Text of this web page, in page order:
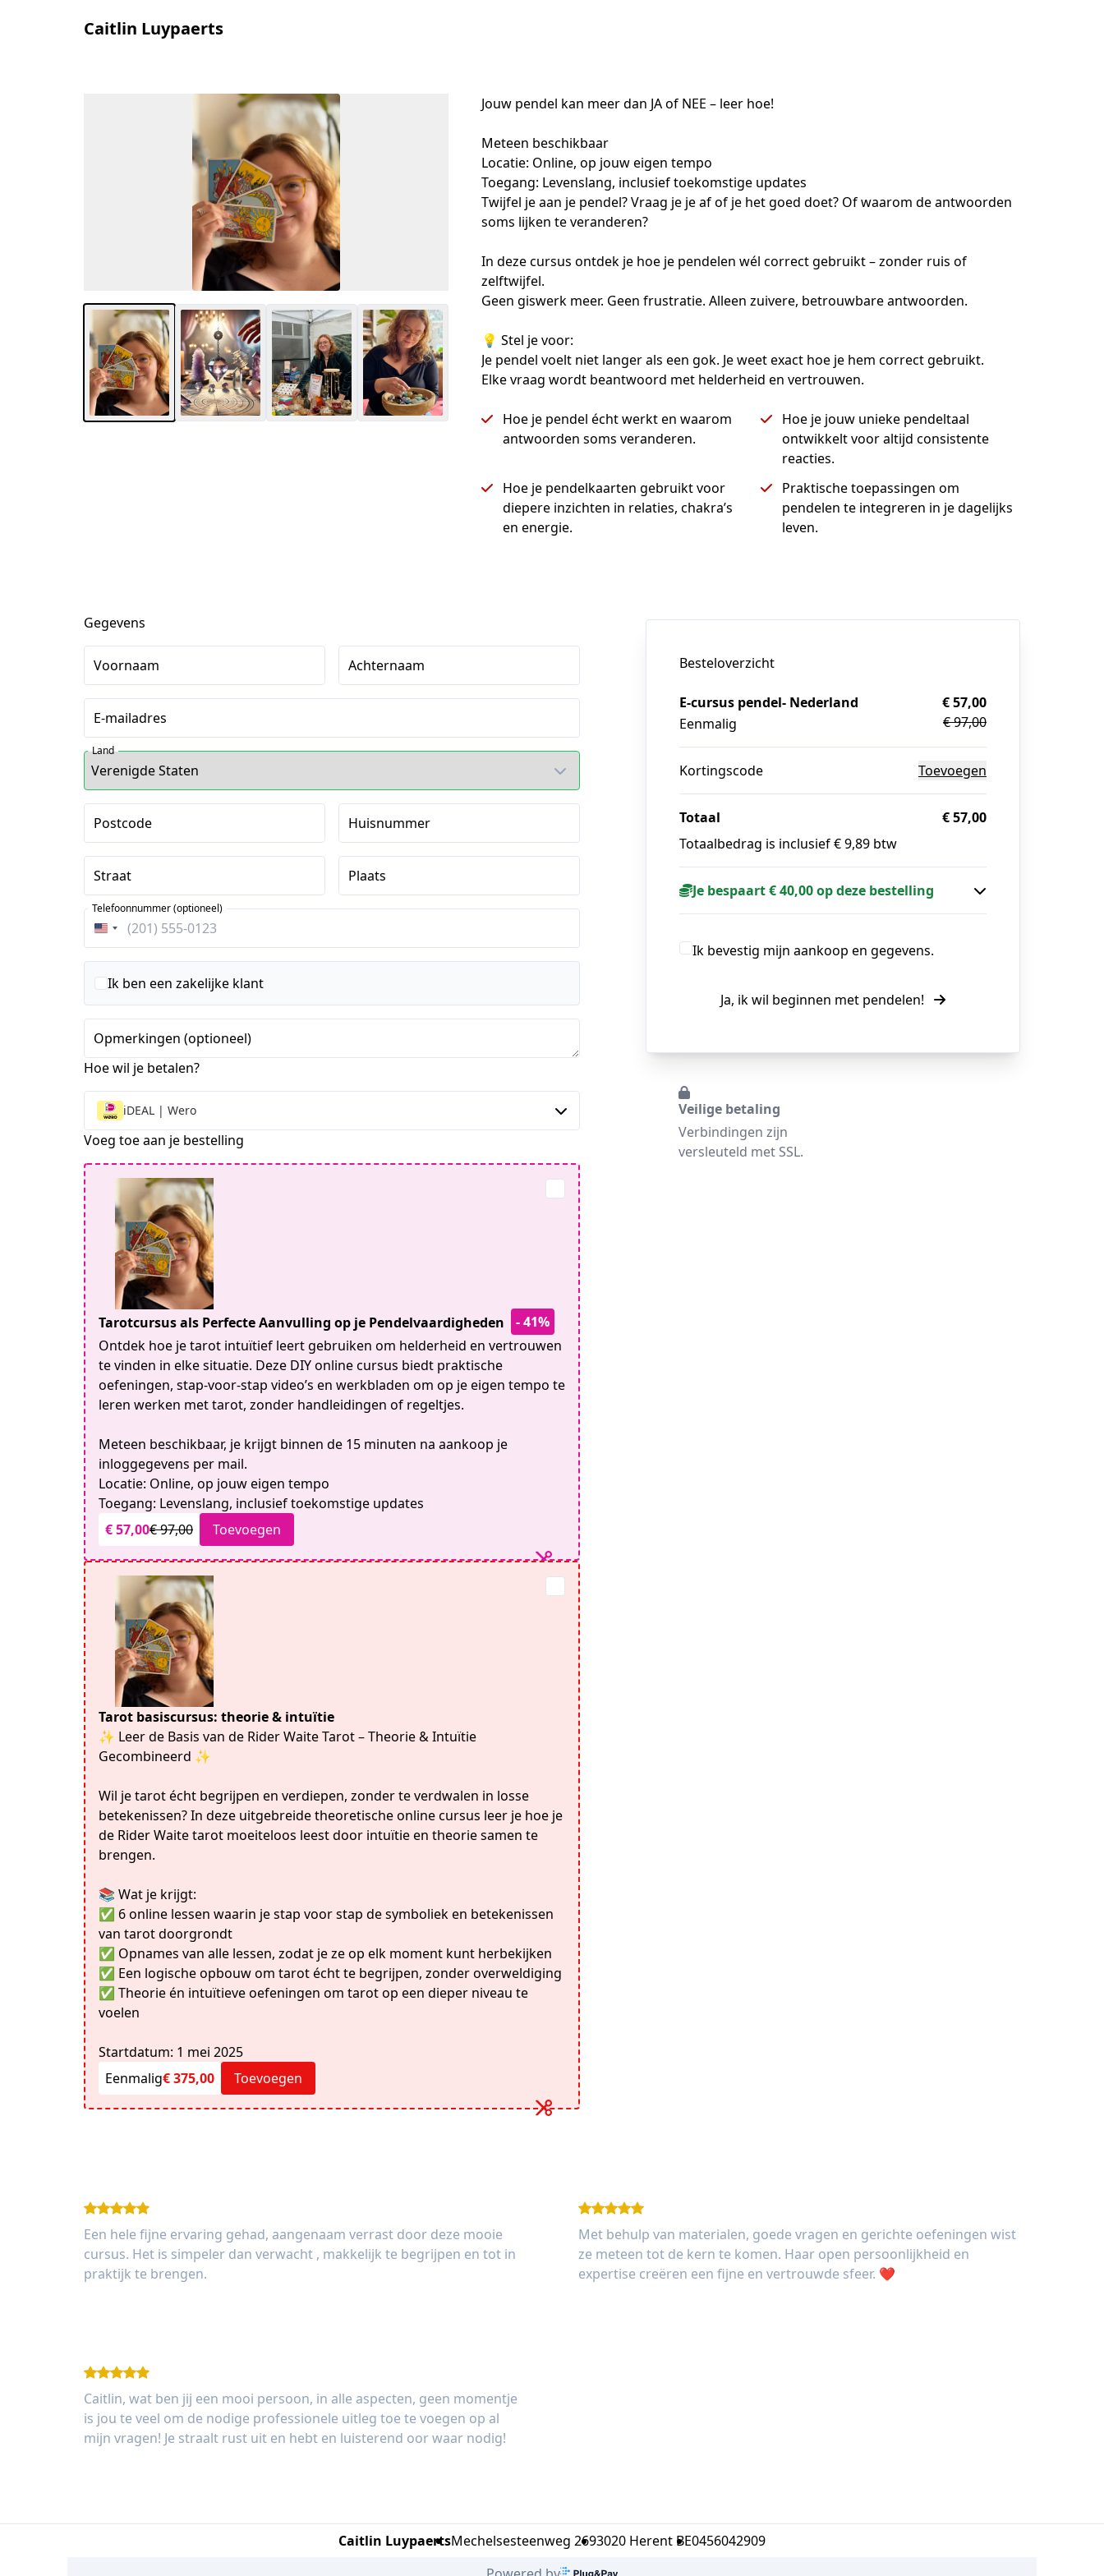
Caitlin Luypaerts
Jouw pendel kan meer dan JA of NEE – leer hoe!
Meteen beschikbaar
Locatie: Online, op jouw eigen tempo
Toegang: Levenslang, inclusief toekomstige updates
Twijfel je aan je pendel? Vraag je je af of je het goed doet? Of waarom de antwoorden
soms lijken te veranderen?
In deze cursus ontdek je hoe je pendelen wél correct gebruikt – zonder ruis of
zelftwijfel.
Geen giswerk meer. Geen frustratie. Alleen zuivere, betrouwbare antwoorden.
💡 Stel je voor:
Je pendel voelt niet langer als een gok. Je weet exact hoe je hem correct gebruikt.
Elke vraag wordt beantwoord met helderheid en vertrouwen.
Hoe je pendel écht werkt en waarom
antwoorden soms veranderen.
Hoe je jouw unieke pendeltaal
ontwikkelt voor altijd consistente
reacties.
Hoe je pendelkaarten gebruikt voor
diepere inzichten in relaties, chakra’s
en energie.
Praktische toepassingen om
pendelen te integreren in je dagelijks
leven.
Gegevens
Voornaam Achternaam
E-mailadres
Land
Postcode Huisnummer
Straat Plaats
Verenigde
Staten
Telefoonnummer (optioneel)
Ik ben een zakelijke klant
Opmerkingen (optioneel)
Hoe wil je betalen?
iDEAL | Wero
Voeg toe aan je bestelling
Tarotcursus als Perfecte Aanvulling op je Pendelvaardigheden
- 41%
Ontdek hoe je tarot intuïtief leert gebruiken om helderheid en vertrouwen
te vinden in elke situatie. Deze DIY online cursus biedt praktische
oefeningen, stap-voor-stap video’s en werkbladen om op je eigen tempo te
leren werken met tarot, zonder handleidingen of regeltjes.
Meteen beschikbaar, je krijgt binnen de 15 minuten na aankoop je
inloggegevens per mail.
Locatie: Online, op jouw eigen tempo
Toegang: Levenslang, inclusief toekomstige updates
€ 57,00€ 97,00 Toevoegen
Tarot basiscursus: theorie & intuïtie
✨ Leer de Basis van de Rider Waite Tarot – Theorie & Intuïtie
Gecombineerd ✨
Wil je tarot écht begrijpen en verdiepen, zonder te verdwalen in losse
betekenissen? In deze uitgebreide theoretische online cursus leer je hoe je
de Rider Waite tarot moeiteloos leest door intuïtie en theorie samen te
brengen.
📚 Wat je krijgt:
✅ 6 online lessen waarin je stap voor stap de symboliek en betekenissen
van tarot doorgrondt
✅ Opnames van alle lessen, zodat je ze op elk moment kunt herbekijken
✅ Een logische opbouw om tarot écht te begrijpen, zonder overweldiging
✅ Theorie én intuïtieve oefeningen om tarot op een dieper niveau te
voelen
Startdatum: 1 mei 2025
Eenmalig€ 375,00 Toevoegen
Besteloverzicht
E-cursus pendel- Nederland
Eenmalig
€ 57,00
€ 97,00
Kortingscode Toevoegen
Totaal
€ 57,00
Totaalbedrag is inclusief € 9,89 btw
Je bespaart € 40,00 op deze bestelling
Ik bevestig mijn aankoop en gegevens.
Ja, ik wil beginnen met pendelen!
Veilige betaling
Verbindingen zijn
versleuteld met SSL.
Een hele fijne ervaring gehad, aangenaam verrast door deze mooie
cursus. Het is simpeler dan verwacht , makkelijk te begrijpen en tot in
praktijk te brengen.
Met behulp van materialen, goede vragen en gerichte oefeningen wist
ze meteen tot de kern te komen. Haar open persoonlijkheid en
expertise creëren een fijne en vertrouwde sfeer. ❤️
Caitlin, wat ben jij een mooi persoon, in alle aspecten, geen momentje
is jou te veel om de nodige professionele uitleg toe te voegen op al
mijn vragen! Je straalt rust uit en hebt en luisterend oor waar nodig!
Caitlin LuypaertsMechelsesteenweg 2693020 Herent BE0456042909